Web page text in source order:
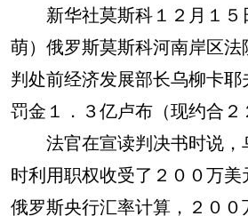
新华社莫斯科１２月１５
萌）俄罗斯莫斯科河南岸区
判处前经济发展部长乌柳卡
罚金１．３亿卢布（现约合２
法官在宣读判决书时说，
时利用职权收受了２００万
俄罗斯央行汇率计算，２００